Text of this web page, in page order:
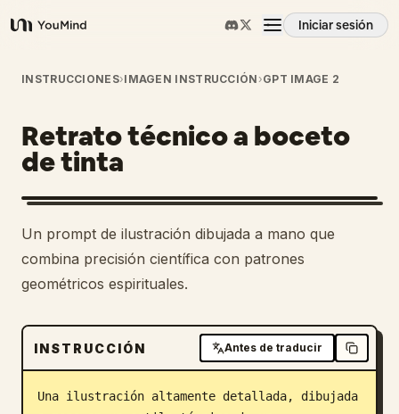
YouMind
Iniciar sesión
Resumen
Casos de uso
Habilidades
Prompts
Descargar
INSTRUCCIONES›IMAGEN INSTRUCCIÓN ›GPT IMAGE 2
Retrato técnico a boceto
de tinta
Un prompt de ilustración dibujada a mano que
combina precisión científica con patrones
geométricos espirituales.
INSTRUCCIÓN Antes de traducir
Una ilustración altamente detallada, dibujada